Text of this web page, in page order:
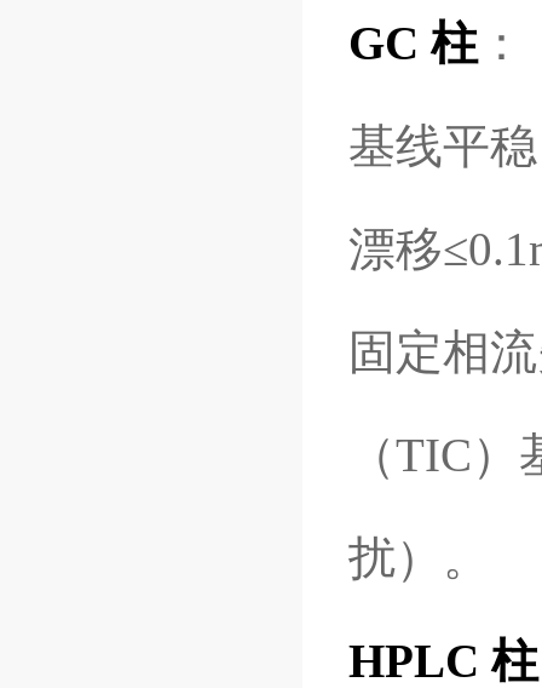
GC 柱 ：
基线平
漂移
固定相
（TIC
扰）。
HPLC 柱